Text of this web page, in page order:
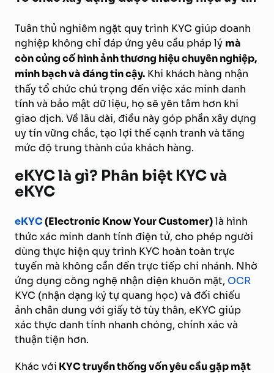
Tuân thủ nghiêm ngặt quy trình KYC giúp doanh
nghiệp không chỉ đáp ứng yêu cầu pháp lý mà
còn củng cố hình ảnh thương hiệu chuyên nghiệp,
minh bạch và đáng tin cậy. Khi khách hàng nhận
thấy tổ chức chú trọng đến việc xác minh danh
tính và bảo mật dữ liệu, họ sẽ yên tâm hơn khi
giao dịch. Về lâu dài, điều này góp phần xây dựng
uy tín vững chắc, tạo lợi thế cạnh tranh và tăng
mức độ trung thành của khách hàng.
eKYC là gì? Phân biệt KYC và
eKYC
eKYC(Electronic Know Your Customer)là hình
thức xác minh danh tính điện tử, cho phép người
dùng thực hiện quy trình KYC hoàn toàn trực
tuyến mà không cần đến trực tiếp chi nhánh. Nhờ
ứng dụng công nghệ nhận diện khuôn mặt, OCR
KYC (nhận dạng ký tự quang học) và đối chiếu
ảnh chân dung với giấy tờ tùy thân, eKYC giúp
xác thực danh tính nhanh chóng, chính xác và
thuận tiện hơn.
Khác với KYC truyền thống vốn yêu cầu gặp mặt